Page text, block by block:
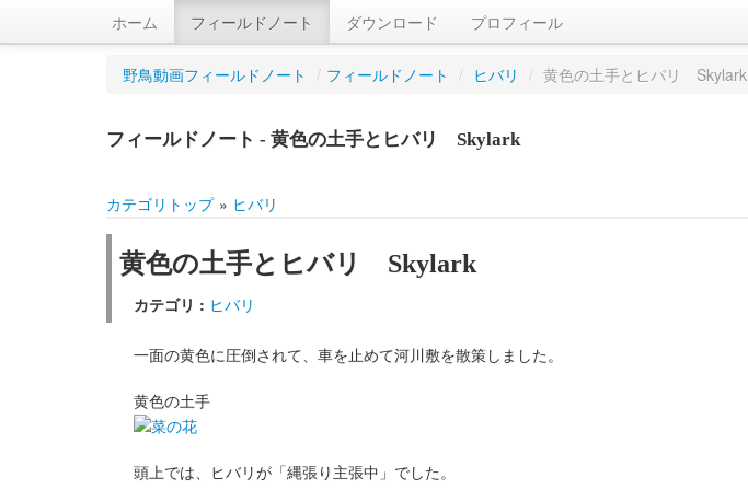
ホーム フィールドノート ダウンロード プロフィール
野鳥動画フィールドノート / フィールドノート / ヒバリ / 黄色の土手とヒバリ Skylark
フィールドノート - 黄色の土手とヒバリ Skylark
カテゴリトップ » ヒバリ
黄色の土手とヒバリ Skylark
カテゴリ : ヒバリ
一面の黄色に圧倒されて、車を止めて河川敷を散策しました。
黄色の土手
頭上では、ヒバリが「縄張り主張中」でした。